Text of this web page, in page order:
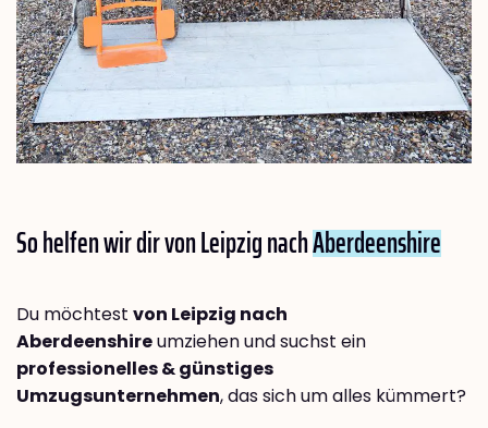
So helfen wir dir von Leipzig nachAberdeenshire
Du möchtest von Leipzig nach
Aberdeenshireumziehen und suchst ein
professionelles & günstiges
Umzugsunternehmen, das sich um alles kümmert?